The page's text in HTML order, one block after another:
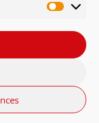
English